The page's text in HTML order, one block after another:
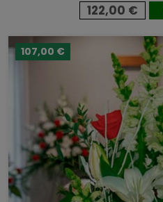
122,00 €
107,00 €